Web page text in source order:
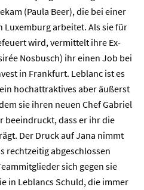
(Paula Beer), die bei einer
arbeitet. Als sie für
wird, vermittelt ihre Ex-
Nosbusch) ihr einen Job bei
in Frankfurt. Leblanc ist es
hochattraktives aber äußerst
sie ihren neuen Chef Gabriel
beeindruckt, dass er ihr die
Der Druck auf Jana nimmt
rechtzeitig abgeschlossen
sich gegen sie
in Leblancs Schuld, die immer